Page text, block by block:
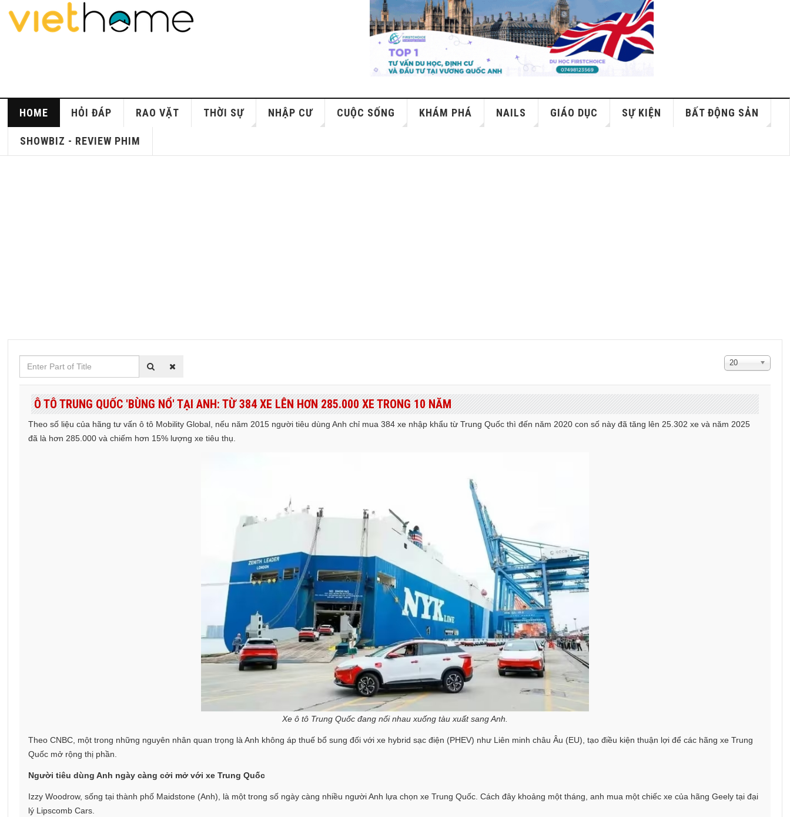
HOME HỎI ĐÁP RAO VẶT THỜI SỰ NHẬP CƯ CUỘC SỐNG KHÁM PHÁ NAILS GIÁO DỤC SỰ KIỆN BẤT ĐỘNG SẢN
SHOWBIZ - REVIEW PHIM
Enter
Part
Title
Hiển
20
Ô TÔ TRUNG QUỐC 'BÙNG NỔ' TẠI ANH: TỪ 384 XE LÊN HƠN 285.000 XE TRONG 10 NĂM
Theo số liệu của hãng tư vấn ô tô Mobility Global, nếu năm 2015 người tiêu dùng Anh chỉ mua 384 xe nhập khẩu từ Trung Quốc thì đến năm 2020 con số này đã tăng lên 25.302 xe và năm 2025
đã là hơn 285.000 và chiếm hơn 15% lượng xe tiêu thụ.
Xe ô tô Trung Quốc đang nối nhau xuống tàu xuất sang Anh.
Theo CNBC, một trong những nguyên nhân quan trọng là Anh không áp thuế bổ sung đối với xe hybrid sạc điện (PHEV) như Liên minh châu Âu (EU), tạo điều kiện thuận lợi để các hãng xe Trung
Quốc mở rộng thị phần.
Người tiêu dùng Anh ngày càng cởi mở với xe Trung Quốc
Izzy Woodrow, sống tại thành phố Maidstone (Anh), là một trong số ngày càng nhiều người Anh lựa chọn xe Trung Quốc. Cách đây khoảng một tháng, anh mua một chiếc xe của hãng Geely tại đại
lý Lipscomb Cars.